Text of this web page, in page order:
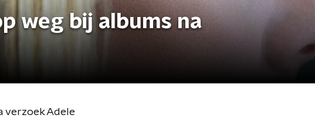
weg bij albums na
verzoek Adele